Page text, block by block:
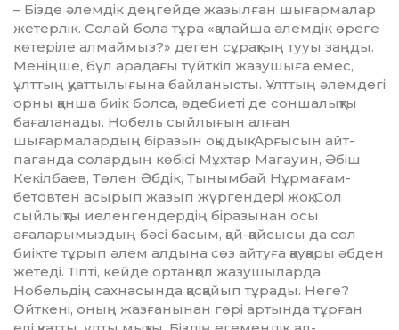
– Бізде әлемдік деңгейде жа­зыл­ған шығармалар
жетерлік. Солай бола тұра «қалайша әлемдік өре­ге
көтеріле алмаймыз?» деген сұ­рақтың тууы заңды.
Меніңше, бұл арадағы түйткіл жазушыға емес,
ұлттың қуаттылығына бай­ла­ныс­ты. Ұлттың әлемдегі
орны қан­ша биік болса, әдебиеті де сон­ша­лықты
бағаланады. Нобель сый­­­­лығын алған
шығармалардың біразын оқыдық. Арғысын айт­
пағанда солардың көбісі Мұхтар Мағауин, Әбіш
Кекілбаев, Төлен Әбдік, Тынымбай Нұрмағам­
бетов­тен асы­рып жазып жүргендері жоқ. Сол
сыйлықты иеленгендердің бі­разынан осы
ағаларымыздың бәсі басым, қай-қайсысы да сол
биікте тұрып әлем алдына сөз айтуға қау­қары әбден
жетеді. Тіпті, кейде ор­тан­қол жазушыларда
Нобельдің сах­насында қасқайып тұрады. Неге?
Өйткені, оның жазғанынан гөрі артында тұрған